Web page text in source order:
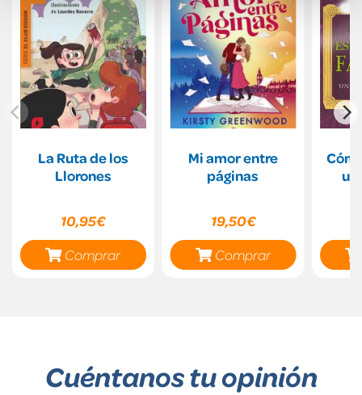
La Ruta de los
Llorones
10,95€
Comprar
Mi amor entre
páginas
19,50€
Comprar
un
Cuéntanos tu opinión